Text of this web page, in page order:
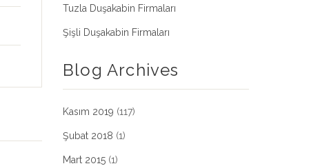
Tuzla Duşakabin Firmaları
Şişli Duşakabin Firmaları
Blog Archives
Kasım 2019 (117)
Şubat 2018 (1)
Mart 2015 (1)